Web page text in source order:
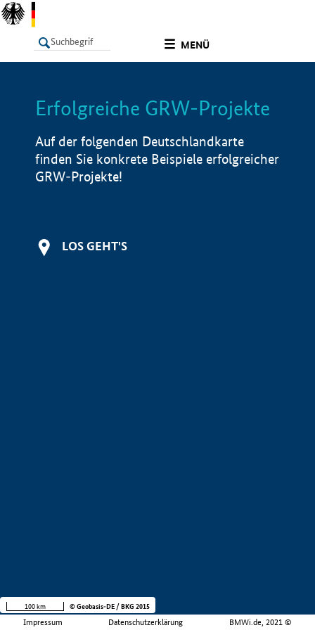
MENÜ
LISTE Info
Erfolgreiche GRW-Projekte
Auf der folgenden Deutschlandkarte
finden Sie konkrete Beispiele erfolgreicher
GRW-Projekte!
LOS GEHT'S
Impressum Datenschutzerklärung BMWi.de, 2021 ©
100 km © Geobasis-DE / BKG 2015